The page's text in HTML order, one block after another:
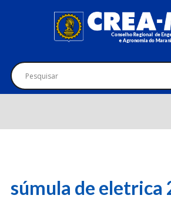
súmula de eletrica